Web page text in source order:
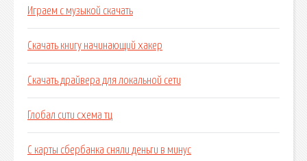
Играем с музыкой скачать
Скачать книгу начинающий хакер
Скачать драйвера для локальной сети
Глобал сити схема тц
С карты сбербанка сняли деньги в минус